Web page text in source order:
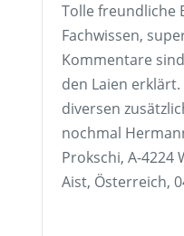
Tolle freundliche
Fachwissen,
Kommentare
den Laien
diversen
nochmal
Prokschi, A-4224
Aist, Österreich,